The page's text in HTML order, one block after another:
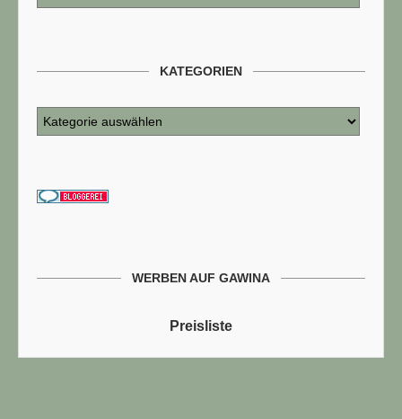
KATEGORIEN
WERBEN AUF GAWINA
Preisliste